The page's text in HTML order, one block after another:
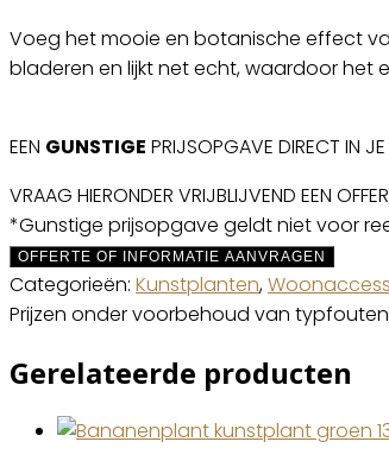
Voeg het mooie en botanische effect
bladeren en lijkt net echt, waardoor het
EEN GUNSTIGE PRIJSOPGAVE DIRECT IN
VRAAG HIERONDER VRIJBLIJVEND EEN
*Gunstige prijsopgave geldt niet voor
OFFERTE OF INFORMATIE AANVRAGEN
Categorieën: Kunstplanten,
Prijzen onder voorbehoud van
Gerelateerde producten